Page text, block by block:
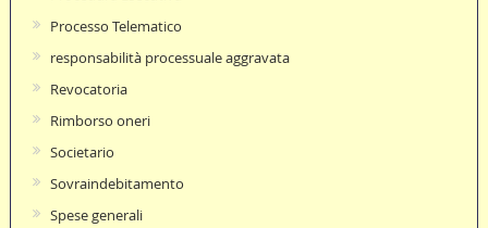
Processo Telematico
responsabilità processuale aggravata
Revocatoria
Rimborso oneri
Societario
Sovraindebitamento
Spese generali